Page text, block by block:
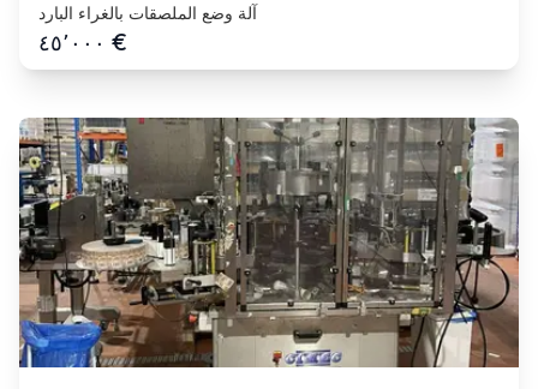
آلة وضع الملصقات بالغراء البارد
٤٥٬٠٠٠ €